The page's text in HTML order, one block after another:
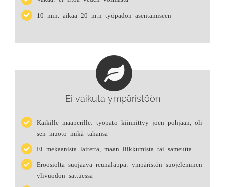
10 min. aikaa 20 m:n työpadon asentamiseen
Ei vaikuta ympäristöön
Kaikille maaperille: työpato kiinnittyy joen pohjaan, oli
sen muoto mikä tahansa
Ei mekaanista laitetta, maan liikkumista tai sameutta
Eroosiolta suojaava reunaläppä: ympäristön suojeleminen
ylivuodon sattuessa